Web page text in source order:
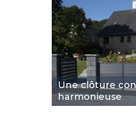
Une clôture
harmonieuse
Image
voir